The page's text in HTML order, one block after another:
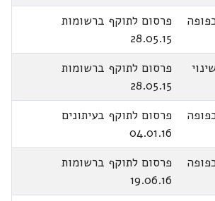
פרסום לתוקף ברשומות
28.05.15
שינוי
פרסום לתוקף ברשומות
28.05.15
פרסום לתוקף בעיתונים
04.01.16
פרסום לתוקף ברשומות
19.06.16